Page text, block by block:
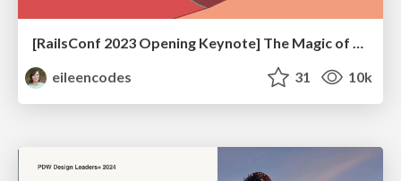
eileencodes
31 10k